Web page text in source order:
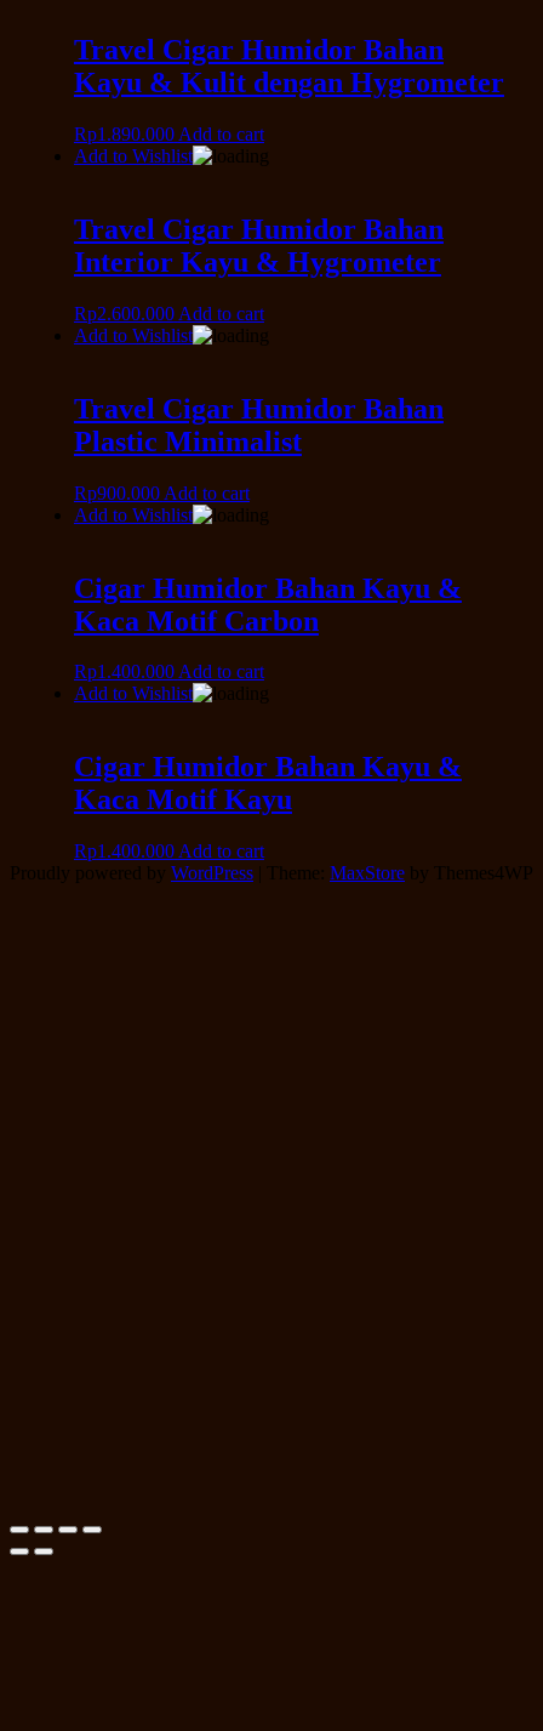
Travel Cigar Humidor Bahan
Kayu & Kulit dengan Hygrometer
Rp1.890.000 Add to cart
Add to Wishlist
Travel Cigar Humidor Bahan
Interior Kayu & Hygrometer
Rp2.600.000 Add to cart
Add to Wishlist
Travel Cigar Humidor Bahan
Plastic Minimalist
Rp900.000 Add to cart
Add to Wishlist
Cigar Humidor Bahan Kayu &
Kaca Motif Carbon
Rp1.400.000Add to cart
Add to Wishlist
Cigar Humidor Bahan Kayu &
Kaca Motif Kayu
Rp1.400.000 Add to cart
Proudly powered by WordPress | Theme: MaxStore by Themes4WP